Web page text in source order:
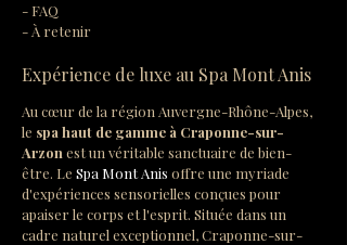
- FAQ
- À retenir
Expérience de luxe au Spa Mont Anis
Au cœur de la région Auvergne-Rhône-Alpes,
le spa haut de gamme à Craponne-sur-
Arzon est un véritable sanctuaire de bien-
être. Le Spa Mont Anis offre une myriade
d'expériences sensorielles conçues pour
apaiser le corps et l'esprit. Située dans un
cadre naturel exceptionnel, Craponne-sur-